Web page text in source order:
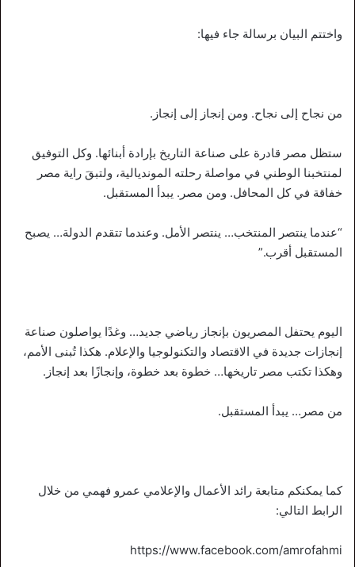
واختتم البيان برسالة جاء فيها:
من نجاح إلى نجاح. ومن إنجاز إلى إنجاز.
ستظل مصر قادرة على صناعة التاريخ بإرادة أبنائها. وكل التوفيق
لمنتخبنا الوطني في مواصلة رحلته المونديالية، ولتبقَ راية مصر
خفاقة في كل المحافل. ومن مصر. يبدأ المستقبل.
“عندما ينتصر المنتخب… ينتصر الأمل. وعندما تتقدم الدولة… يصبح
المستقبل أقرب.”
اليوم يحتفل المصريون بإنجاز رياضي جديد… وغدًا يواصلون صناعة
إنجازات جديدة في الاقتصاد والتكنولوجيا والإعلام. هكذا تُبنى الأمم،
وهكذا تكتب مصر تاريخها… خطوة بعد خطوة، وإنجازًا بعد إنجاز.
من مصر… يبدأ المستقبل.
كما يمكنكم متابعة رائد الأعمال والإعلامي عمرو فهمي من خلال
الرابط التالي:
https://www.facebook.com/amrofahmi